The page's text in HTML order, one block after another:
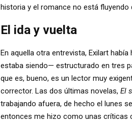
historia y el romance no está fluyendo
El ida y vuelta
En aquella otra entrevista, Exilart
estaba siendo— estructurado en tres
que es, bueno, es un lector muy
corrector. Las dos últimas novelas, El
trabajando afuera, de hecho el lunes
entonces me hizo como unas críticas